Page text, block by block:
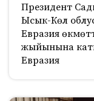
Президент
Ысык-Көл
Евразия
жыйынына
Евразия